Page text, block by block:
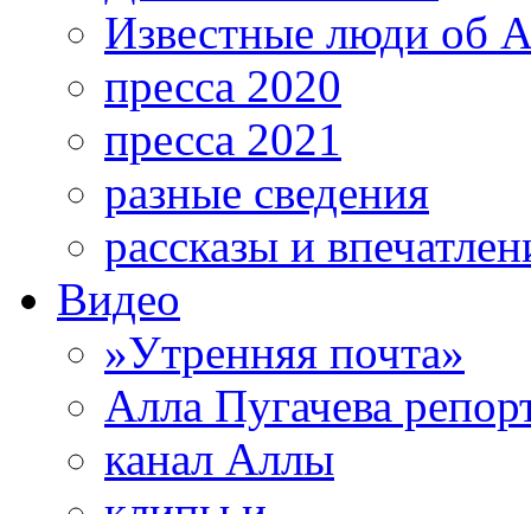
Известные люди об
пресса 2020
пресса 2021
разные сведения
рассказы и
Видео
»Утренняя почта»
Алла Пугачева
канал Аллы